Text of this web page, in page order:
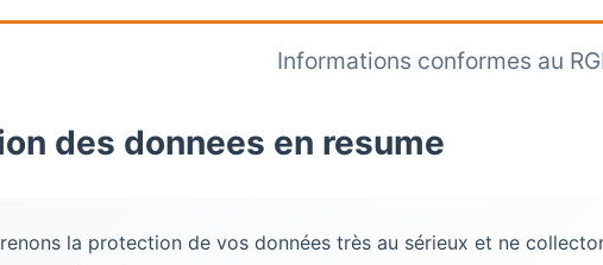
Informations conformes au
des donnees en resume
la protection de vos données très au sérieux et ne